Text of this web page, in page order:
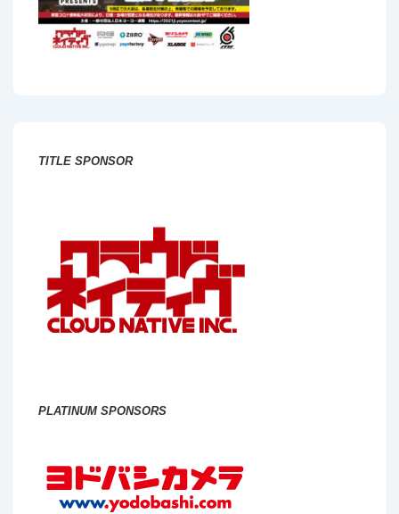
TITLE SPONSOR
PLATINUM SPONSORS